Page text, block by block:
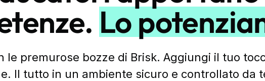
Lo
le premurose bozze di Brisk. Aggiungi il tuo
Il tutto in un ambiente sicuro e controllato da